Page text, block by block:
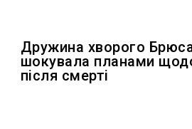
Дружина хворого Брюса
шокувала планами
після смерті